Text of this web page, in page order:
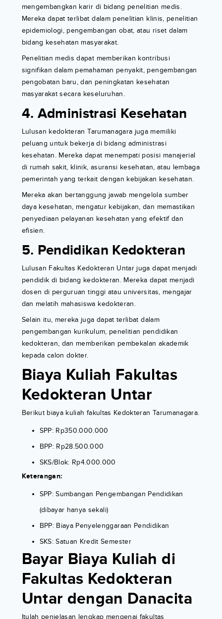
mengembangkan karir di bidang penelitian medis.
Mereka dapat terlibat dalam penelitian klinis, penelitian
epidemiologi, pengembangan obat, atau riset dalam
bidang kesehatan masyarakat.
Penelitian medis dapat memberikan kontribusi
signifikan dalam pemahaman penyakit, pengembangan
pengobatan baru, dan peningkatan kesehatan
masyarakat secara keseluruhan.
4. Administrasi Kesehatan
Lulusan kedokteran Tarumanagara juga memiliki
peluang untuk bekerja di bidang administrasi
kesehatan. Mereka dapat menempati posisi manajerial
di rumah sakit, klinik, asuransi kesehatan, atau lembaga
pemerintah yang terkait dengan kebijakan kesehatan.
Mereka akan bertanggung jawab mengelola sumber
daya kesehatan, mengatur kebijakan, dan memastikan
penyediaan pelayanan kesehatan yang efektif dan
efisien.
5. Pendidikan Kedokteran
Lulusan Fakultas Kedokteran Untar juga dapat menjadi
pendidik di bidang kedokteran. Mereka dapat menjadi
dosen di perguruan tinggi atau universitas, mengajar
dan melatih mahasiswa kedokteran.
Selain itu, mereka juga dapat terlibat dalam
pengembangan kurikulum, penelitian pendidikan
kedokteran, dan memberikan pembekalan akademik
kepada calon dokter.
Biaya Kuliah Fakultas
Kedokteran Untar
Berikut biaya kuliah fakultas Kedokteran Tarumanagara.
SPP: Rp350.000.000
BPP: Rp28.500.000
SKS/Blok: Rp4.000.000
Keterangan:
SPP: Sumbangan Pengembangan Pendidikan
(dibayar hanya sekali)
BPP: Biaya Penyelenggaraan Pendidikan
SKS: Satuan Kredit Semester
Bayar Biaya Kuliah di
Fakultas Kedokteran
Untar dengan Danacita
Itulah penjelasan lengkap mengenai fakultas